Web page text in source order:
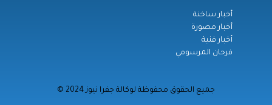
أخبار ساخنة
أخبار مصورة
أخبار فنية
فرحان المرسومي
© جميع الحقوق محفوظة لوكالة جفرا نيوز 2024